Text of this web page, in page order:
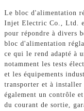
Le bloc d'alimentation
Injet Electric Co., Ltd.
pour répondre à divers
bloc d'alimentation
ce qui le rend adapté à
notamment les tests
et les équipements
transporter et à
également un contrôle
du courant de sortie,